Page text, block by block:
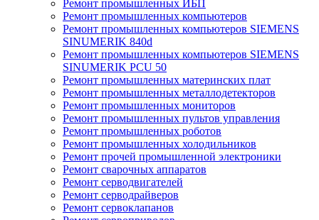
Ремонт промышленных ИБП
Ремонт промышленных компьютеров
Ремонт промышленных компьютеров SIEMENS
SINUMERIK 840d
Ремонт промышленных компьютеров SIEMENS
SINUMERIK PCU 50
Ремонт промышленных материнских плат
Ремонт промышленных металлодетекторов
Ремонт промышленных мониторов
Ремонт промышленных пультов управления
Ремонт промышленных роботов
Ремонт промышленных холодильников
Ремонт прочей промышленной электроники
Ремонт сварочных аппаратов
Ремонт серводвигателей
Ремонт серводрайверов
Ремонт сервоклапанов